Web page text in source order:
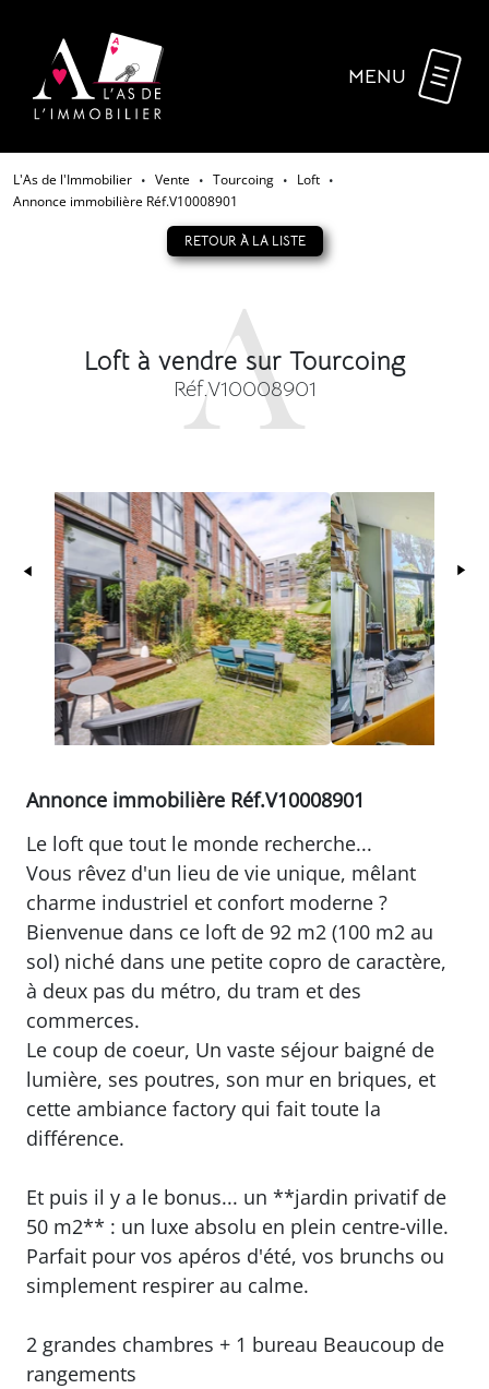
MENU
L'As de l'Immobilier • Vente • Tourcoing • Loft •
Annonce immobilière Réf.V10008901
RETOUR À LA LISTE
Loft à vendre sur Tourcoing
Réf.V10008901
Précédent
Annonce immobilière Réf.V10008901
Le loft que tout le monde recherche...
Vous rêvez d'un lieu de vie unique, mêlant
charme industriel et confort moderne ?
Bienvenue dans ce loft de 92 m2 (100 m2 au
sol) niché dans une petite copro de caractère,
à deux pas du métro, du tram et des
commerces.
Le coup de coeur, Un vaste séjour baigné de
lumière, ses poutres, son mur en briques, et
cette ambiance factory qui fait toute la
différence.
Et puis il y a le bonus... un **jardin privatif de
50 m2** : un luxe absolu en plein centre-ville.
Parfait pour vos apéros d'été, vos brunchs ou
simplement respirer au calme.
2 grandes chambres + 1 bureau Beaucoup de
rangements